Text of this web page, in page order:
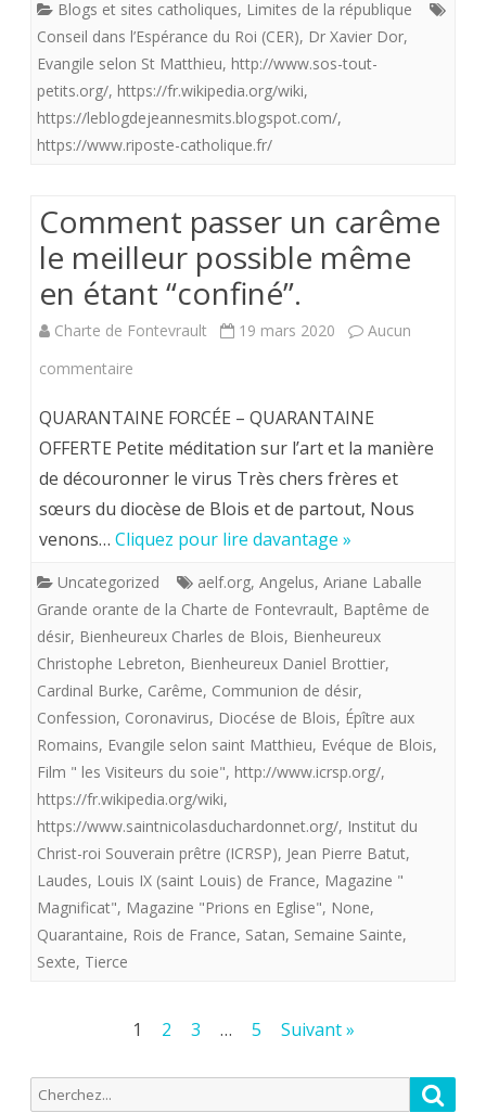
en
danger;
Souvenons
nous
ce
qu’il
et
les
enfants
à
Blogs et sites catholiques, Limites de la république
Conseil dans l’Espérance du Roi (CER), Dr Xavier Dor,
Evangile selon St Matthieu, http://www.sos-tout-
petits.org/, https://fr.wikipedia.org/wiki,
https://leblogdejeannesmits.blogspot.com/,
https://www.riposte-catholique.fr/
Comment passer un carême
le meilleur possible même
en étant “confiné”.
Charte de Fontevrault 19 mars 2020
Aucun
commentaire
passer
un
carême
meilleur
possible
même
en
étant
QUARANTAINE FORCÉE – QUARANTAINE
OFFERTE Petite méditation sur l’art et la manière
de découronner le virus Très chers frères et
sœurs du diocèse de Blois et de partout, Nous
venons… Cliquez pour lire davantage »
Uncategorized aelf.org, Angelus, Ariane Laballe
Grande orante de la Charte de Fontevrault, Baptême de
désir, Bienheureux Charles de Blois, Bienheureux
Christophe Lebreton, Bienheureux Daniel Brottier,
Cardinal Burke, Carême, Communion de désir,
Confession, Coronavirus, Diocése de Blois, Épître aux
Romains, Evangile selon saint Matthieu, Evéque de Blois,
Film " les Visiteurs du soie", http://www.icrsp.org/,
https://fr.wikipedia.org/wiki,
https://www.saintnicolasduchardonnet.org/, Institut du
Christ-roi Souverain prêtre (ICRSP), Jean Pierre Batut,
Laudes, Louis IX (saint Louis) de France, Magazine "
Magnificat", Magazine "Prions en Eglise", None,
Quarantaine, Rois de France, Satan, Semaine Sainte,
Sexte, Tierce
publications
1 2 3 … 5 Suivant »
Recherche